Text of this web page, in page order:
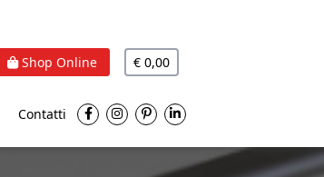
Shop Online € 0,00
Contatti